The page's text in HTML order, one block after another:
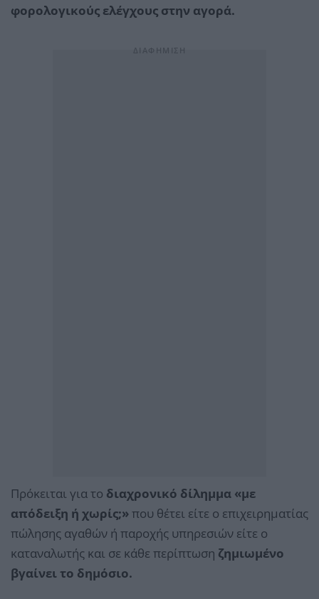
φορολογικούς ελέγχους στην αγορά.
Πρόκειται για το διαχρονικό δίλημμα «με
απόδειξη ή χωρίς;»που θέτει είτε ο επιχειρηματίας
πώλησης αγαθών ή παροχής υπηρεσιών είτε ο
καταναλωτής και σε κάθε περίπτωση ζημιωμένο
βγαίνει το δημόσιο.